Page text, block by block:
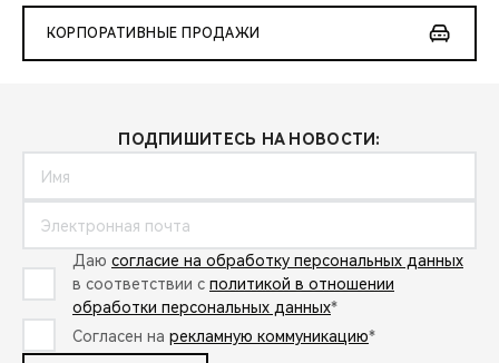
КОРПОРАТИВНЫЕ ПРОДАЖИ
ПОДПИШИТЕСЬ НА НОВОСТИ:
Даю согласие на обработку персональных данных
в соответствии с политикой в отношении
обработки персональных данных*
Согласен на рекламную коммуникацию*